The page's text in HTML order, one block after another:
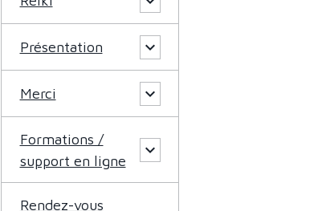
Présentation
Merci
Formations /
support en ligne
Rendez-vous